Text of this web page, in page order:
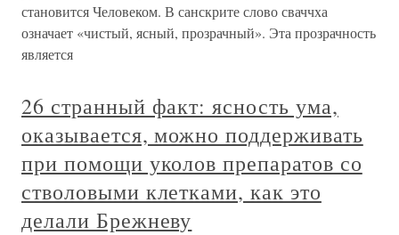
становится Человеком. В санскрите слово сваччха
означает «чистый, ясный, прозрачный». Эта прозрачность
является
26 странный факт: ясность ума,
оказывается, можно поддерживать
при помощи уколов препаратов со
стволовыми клетками, как это
делали Брежневу